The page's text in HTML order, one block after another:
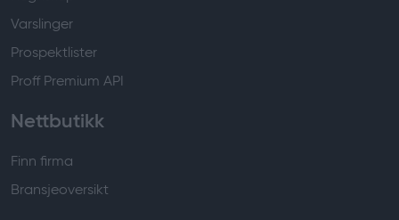
Varslinger
Prospektlister
Proff Premium API
Nettbutikk
Finn firma
Bransjeoversikt